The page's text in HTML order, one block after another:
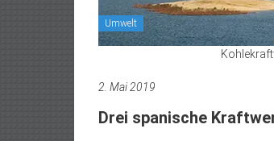
Umwelt
2. Mai 2019
Drei spanische